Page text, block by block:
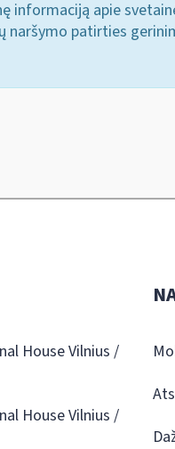
informaciją apie
naršymo patirties
House Vilnius /
House Vilnius /